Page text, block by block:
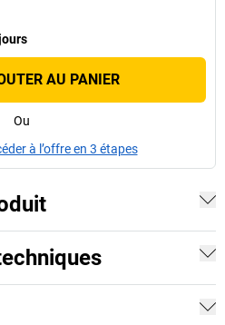
AU PANIER
Ou
à l’offre en 3 étapes